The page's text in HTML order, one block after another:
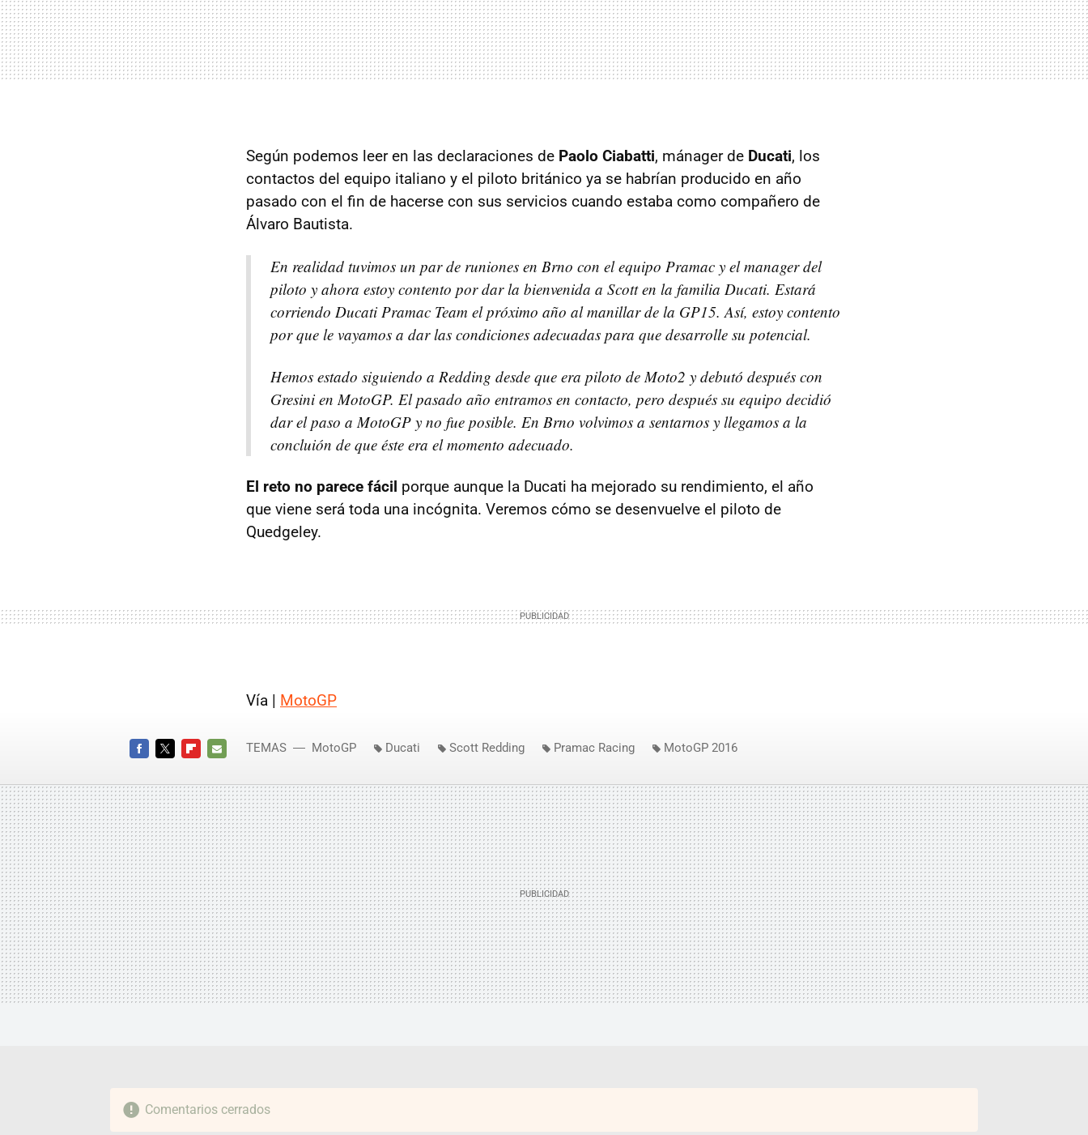
Según podemos leer en las declaraciones de Paolo Ciabatti, mánager de Ducati, los
contactos del equipo italiano y el piloto británico ya se habrían producido en año
pasado con el fin de hacerse con sus servicios cuando estaba como compañero de
Álvaro Bautista.
En realidad tuvimos un par de runiones en Brno con el equipo Pramac y el manager del
piloto y ahora estoy contento por dar la bienvenida a Scott en la familia Ducati. Estará
corriendo Ducati Pramac Team el próximo año al manillar de la GP15. Así, estoy contento
por que le vayamos a dar las condiciones adecuadas para que desarrolle su potencial.
Hemos estado siguiendo a Redding desde que era piloto de Moto2 y debutó después con
Gresini en MotoGP. El pasado año entramos en contacto, pero después su equipo decidió
dar el paso a MotoGP y no fue posible. En Brno volvimos a sentarnos y llegamos a la
concluión de que éste era el momento adecuado.
El reto no parece fácil porque aunque la Ducati ha mejorado su rendimiento, el año
que viene será toda una incógnita. Veremos cómo se desenvuelve el piloto de
Quedgeley.
Vía | MotoGP
MAIL
TEMAS MotoGP Ducati Scott Redding Pramac Racing MotoGP 2016
Comentarios cerrados